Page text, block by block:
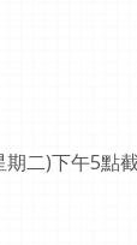
二)下午5點截